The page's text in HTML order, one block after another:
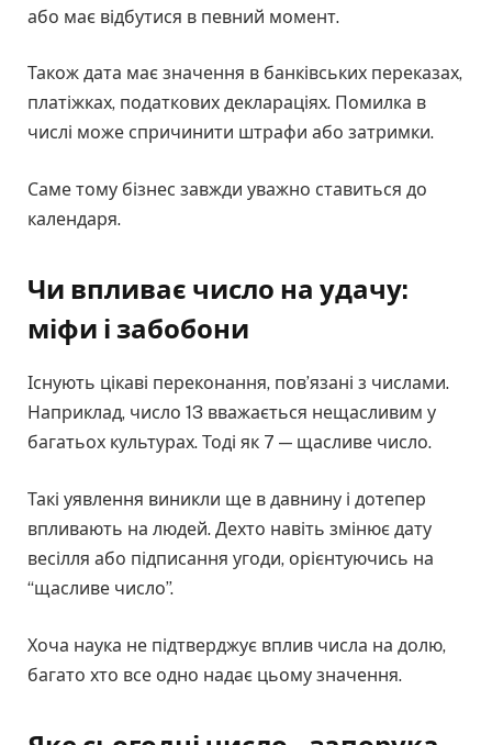
або має відбутися в певний момент.
Також дата має значення в банківських переказах,
платіжках, податкових деклараціях. Помилка в
числі може спричинити штрафи або затримки.
Саме тому бізнес завжди уважно ставиться до
календаря.
Чи впливає число на удачу:
міфи і забобони
Існують цікаві переконання, пов’язані з числами.
Наприклад, число 13 вважається нещасливим у
багатьох культурах. Тоді як 7 — щасливе число.
Такі уявлення виникли ще в давнину і дотепер
впливають на людей. Дехто навіть змінює дату
весілля або підписання угоди, орієнтуючись на
“щасливе число”.
Хоча наука не підтверджує вплив числа на долю,
багато хто все одно надає цьому значення.